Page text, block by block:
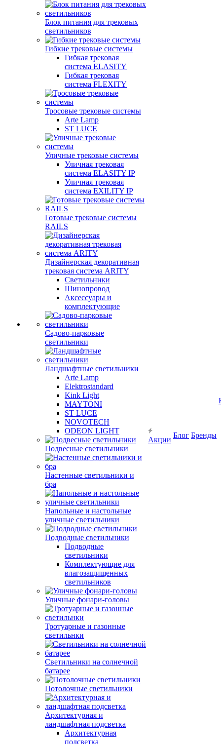
Блок питания для трековых
светильников
Гибкие трековые системы
Гибкая трековая
система ELASITY
Гибкая трековая
система FLEXITY
Тросовые трековые системы
Arte Lamp
ST LUCE
Уличные трековые системы
Уличная трековая
система ELASITY IP
Уличная трековая
система EXILITY IP
Готовые трековые системы
RAILS
Дизайнерская декоративная
трековая система ARITY
Светильники
Шинопровод
Аксессуары и
комплектующие
Садово-парковые
светильники
Ландшафтные светильники
Arte Lamp
Elektrostandard
Kink Light
MAYTONI
ST LUCE
NOVOTECH
ODEON LIGHT
Подвесные светильники
Настенные светильники и
бра
Напольные и настольные
уличные светильники
Подводные светильники
Подводные
светильники
Комплектующие для
влагозащищенных
светильников
Уличные фонари-головы
Тротуарные и газонные
светильнки
Светильники на солнечной
батарее
Потолочные светильники
Архитектурная и
ландшафтная подсветка
Архитектурная
подсветка
Акции
Блог Бренды